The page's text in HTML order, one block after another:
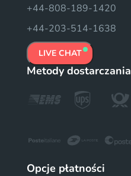
+44-808-189-1420
+44-203-514-1638
LIVE CHAT
Metody dostarczania
Opcje płatności